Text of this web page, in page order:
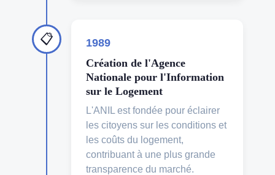
📋
1989
Création de l'Agence
Nationale pour l'Information
sur le Logement
L'ANIL est fondée pour éclairer
les citoyens sur les conditions et
les coûts du logement,
contribuant à une plus grande
transparence du marché.